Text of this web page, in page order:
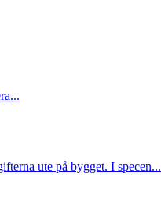
ute på bygget. I specen...